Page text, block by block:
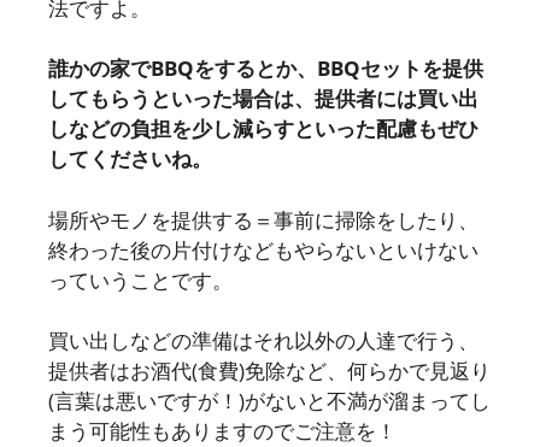
法ですよ。
誰かの家でBBQをするとか、BBQセットを提供
してもらうといった場合は、提供者には買い出
しなどの負担を少し減らすといった配慮もぜひ
してくださいね。
場所やモノを提供する＝事前に掃除をしたり、
終わった後の片付けなどもやらないといけない
っていうことです。
買い出しなどの準備はそれ以外の人達で行う、
提供者はお酒代(食費)免除など、何らかで見返り
(言葉は悪いですが！)がないと不満が溜まってし
まう可能性もありますのでご注意を！